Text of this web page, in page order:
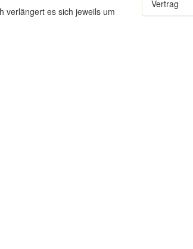
verlängert es sich jeweils um
Vertrag